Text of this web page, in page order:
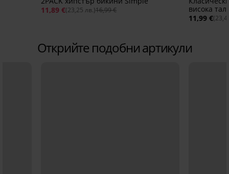
11,89 €(23,25 лв.)16,99 €
висока
11,99 €
Открийте подобни артикули